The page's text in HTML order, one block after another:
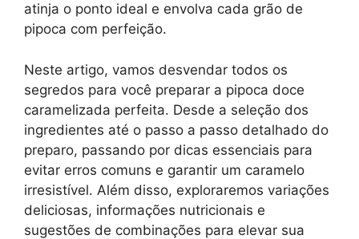
atinja o ponto ideal e envolva cada grão de
pipoca com perfeição.
Neste artigo, vamos desvendar todos os
segredos para você preparar a pipoca doce
caramelizada perfeita. Desde a seleção dos
ingredientes até o passo a passo detalhado do
preparo, passando por dicas essenciais para
evitar erros comuns e garantir um caramelo
irresistível. Além disso, exploraremos variações
deliciosas, informações nutricionais e
sugestões de combinações para elevar sua